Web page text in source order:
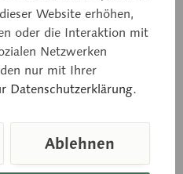
Schnitt durch die
mittlere Windung der
Schnecke
Vielfach vergrößert, aus
SOMSO-Plast®. Darstellung
tympani, Ductus cochlearis
mit Membrana tectoria
und...
Preis auf Anfrage
Website erhöhen,
oder die Interaktion mit
Netzwerken
nur mit Ihrer
Datenschutzerklärung.
Ablehnen